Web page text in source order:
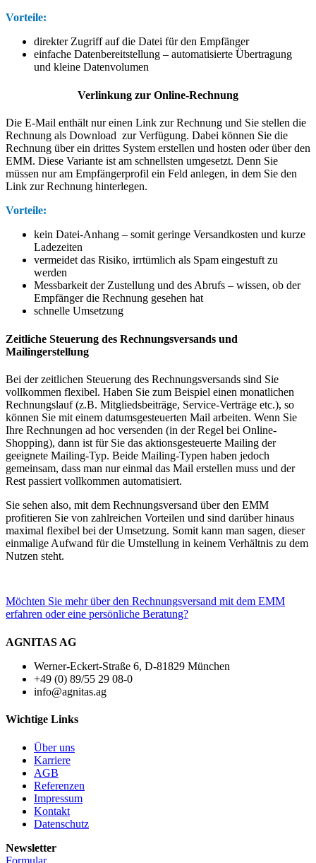
Vorteile:
direkter Zugriff auf die Datei für den Empfänger
einfache Datenbereitstellung – automatisierte Übertragung
und kleine Datenvolumen
Verlinkung zur Online-Rechnung
Die E-Mail enthält nur einen Link zur Rechnung und Sie stellen die
Rechnung als Download zur Verfügung. Dabei können Sie die
Rechnung über ein drittes System erstellen und hosten oder über den
EMM. Diese Variante ist am schnellsten umgesetzt. Denn Sie
müssen nur am Empfängerprofil ein Feld anlegen, in dem Sie den
Link zur Rechnung hinterlegen.
Vorteile:
kein Datei-Anhang – somit geringe Versandkosten und kurze
Ladezeiten
vermeidet das Risiko, irrtümlich als Spam eingestuft zu
werden
Messbarkeit der Zustellung und des Abrufs – wissen, ob der
Empfänger die Rechnung gesehen hat
schnelle Umsetzung
Zeitliche Steuerung des Rechnungsversands und
Mailingerstellung
Bei der zeitlichen Steuerung des Rechnungsversands sind Sie
vollkommen flexibel. Haben Sie zum Beispiel einen monatlichen
Rechnungslauf (z.B. Mitgliedsbeiträge, Service-Verträge etc.), so
können Sie mit einem datumsgesteuerten Mail arbeiten. Wenn Sie
Ihre Rechnungen ad hoc versenden (in der Regel bei Online-
Shopping), dann ist für Sie das aktionsgesteuerte Mailing der
geeignete Mailing-Typ. Beide Mailing-Typen haben jedoch
gemeinsam, dass man nur einmal das Mail erstellen muss und der
Rest passiert vollkommen automatisiert.
Sie sehen also, mit dem Rechnungsversand über den EMM
profitieren Sie von zahlreichen Vorteilen und sind darüber hinaus
maximal flexibel bei der Umsetzung. Somit kann man sagen, dieser
einmalige Aufwand für die Umstellung in keinem Verhältnis zu dem
Nutzen steht.
Möchten Sie mehr über den Rechnungsversand mit dem EMM
erfahren oder eine persönliche Beratung?
AGNITAS AG
Werner-Eckert-Straße 6, D-81829 München
+49 (0) 89/55 29 08-0
info@agnitas.ag
Wichtige Links
Über uns
Karriere
AGB
Referenzen
Impressum
Kontakt
Datenschutz
Newsletter
Formular